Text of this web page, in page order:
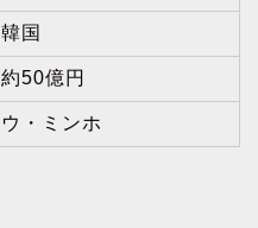
韓国
約50億円
ウ・ミンホ